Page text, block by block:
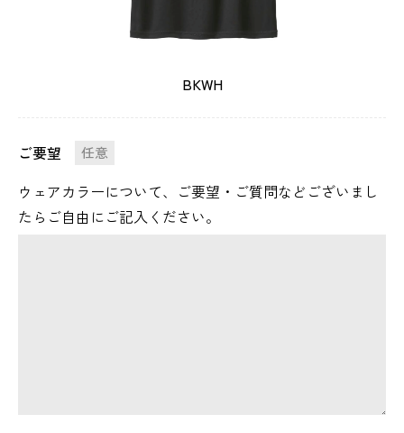
BKWH
ご要望 任意
ウェアカラーについて、ご要望・ご質問などございまし
たらご自由にご記入ください。